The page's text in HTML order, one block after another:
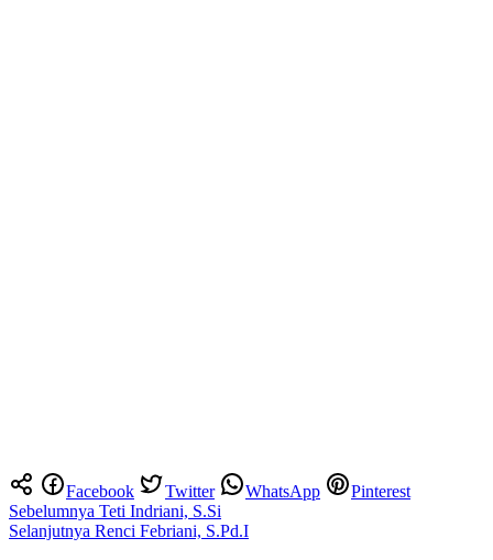
Facebook Twitter WhatsApp Pinterest
Navigasi
pos
Sebelumnya Teti Indriani, S.Si
Selanjutnya Renci Febriani, S.Pd.I